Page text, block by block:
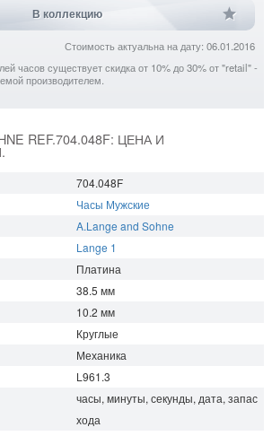
В коллекцию
Стоимость актуальна на дату: 06.01.2016
часов существует скидка от 10% до 30% от "retail" -
производителем.
REF.704.048F: ЦЕНА И
704.048F
Часы Мужские
A.Lange and Sohne
Lange 1
Платина
38.5 мм
10.2 мм
Круглые
Механика
L961.3
часы, минуты, секунды, дата, запас
хода